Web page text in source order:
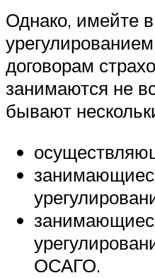
Однако, имейте
договорам
занимаются не
бывают
ОСАГО.